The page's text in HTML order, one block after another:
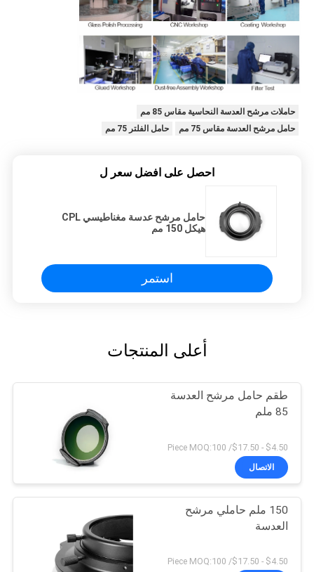
حاملات مرشح العدسة النحاسية مقاس 85 مم
حامل مرشح العدسة مقاس 75 مم
حامل الفلتر 75 مم
احصل على افضل سعر ل
حامل مرشح عدسة مغناطيسي CPL
هيكل 150 مم
استمر
أعلى المنتجات
طقم حامل مرشح العدسة
85 ملم
$4.50 - $17.50/ Piece MOQ:100
الاتصال
150 ملم حاملي مرشح
العدسة
$4.50 - $17.50/ Piece MOQ:100